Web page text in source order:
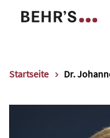
Startseite Dr.